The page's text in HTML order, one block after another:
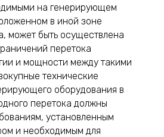
на генерирующем
в иной зоне
может быть осуществлена
перетока
и мощности между такими
технические
оборудования в
перетока должны
установленным
и необходимым для